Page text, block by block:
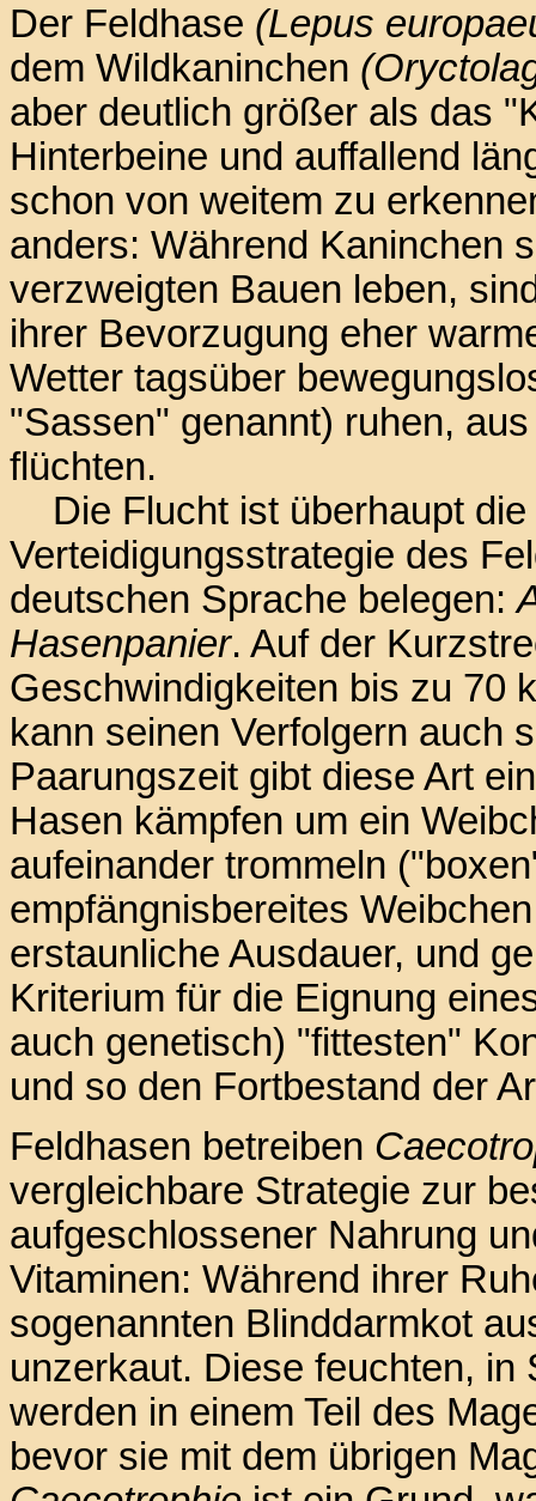
Der Feldhase (Lepus
dem Wildkaninchen
aber deutlich größer als das
Hinterbeine und auffallend
schon von weitem zu
anders: Während Kaninchen
verzweigten Bauen leben,
ihrer Bevorzugung eher
Wetter tagsüber
"Sassen" genannt) ruhen,
flüchten.
Die Flucht ist überhaupt die
Verteidigungsstrategie des
deutschen Sprache belegen:
Hasenpanier. Auf der
Geschwindigkeiten bis zu 70
kann seinen Verfolgern auch
Paarungszeit gibt diese Art
Hasen kämpfen um ein
aufeinander trommeln
empfängnisbereites
erstaunliche Ausdauer, und
Kriterium für die Eignung
auch genetisch) "fittesten"
und so den Fortbestand der
Feldhasen betreiben
vergleichbare Strategie zur
aufgeschlossener Nahrung
Vitaminen: Während ihrer
sogenannten Blinddarmkot
unzerkaut. Diese feuchten,
werden in einem Teil des
bevor sie mit dem übrigen